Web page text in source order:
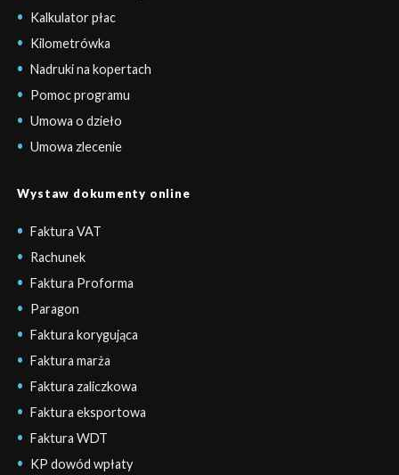
Kalkulator płac
Kilometrówka
Nadruki na kopertach
Pomoc programu
Umowa o dzieło
Umowa zlecenie
Wystaw dokumenty online
Faktura VAT
Rachunek
Faktura Proforma
Paragon
Faktura korygująca
Faktura marża
Faktura zaliczkowa
Faktura eksportowa
Faktura WDT
KP dowód wpłaty